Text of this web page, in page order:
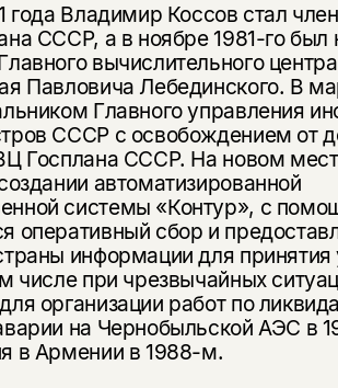
года Владимир Коссов стал
СССР, а в ноябре 1981-го был
вычислительного
Павловича Лебединского. В
Главного управления
СССР с освобождением от
Госплана СССР. На новом
автоматизированной
системы «Контур», с
оперативный сбор и
информации для принятия
числе при чрезвычайных
организации работ по
на Чернобыльской АЭС в
в Армении в 1988-м.